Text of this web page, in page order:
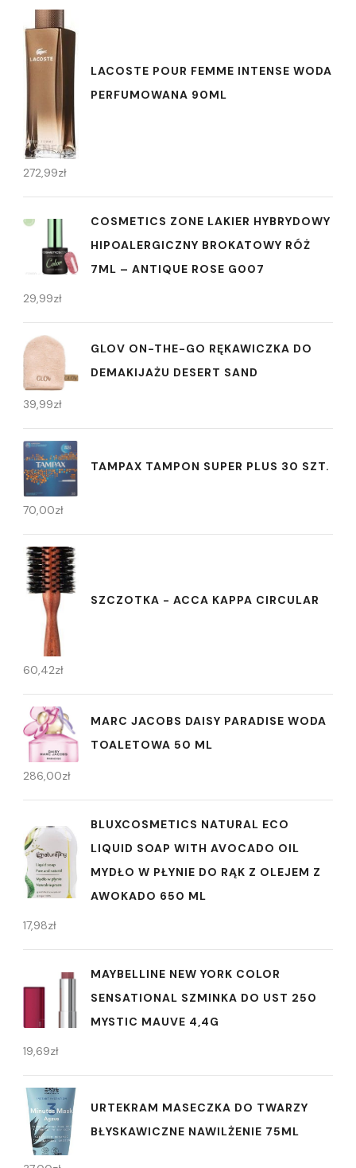
LACOSTE POUR FEMME INTENSE WODA
PERFUMOWANA 90ML
272,99zł
COSMETICS ZONE LAKIER HYBRYDOWY
HIPOALERGICZNY BROKATOWY RÓŻ
7ML – ANTIQUE ROSE G007
29,99zł
GLOV ON-THE-GO RĘKAWICZKA DO
DEMAKIJAŻU DESERT SAND
39,99zł
TAMPAX TAMPON SUPER PLUS 30 SZT.
70,00zł
SZCZOTKA - ACCA KAPPA CIRCULAR
60,42zł
MARC JACOBS DAISY PARADISE WODA
TOALETOWA 50 ML
286,00zł
BLUXCOSMETICS NATURAL ECO
LIQUID SOAP WITH AVOCADO OIL
MYDŁO W PŁYNIE DO RĄK Z OLEJEM Z
AWOKADO 650 ML
17,98zł
MAYBELLINE NEW YORK COLOR
SENSATIONAL SZMINKA DO UST 250
MYSTIC MAUVE 4,4G
19,69zł
URTEKRAM MASECZKA DO TWARZY
BŁYSKAWICZNE NAWILŻENIE 75ML